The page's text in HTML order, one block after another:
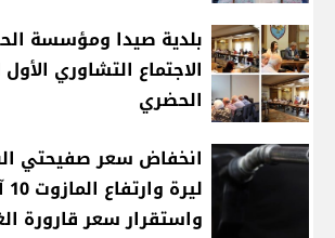
بلدية صيدا ومؤسسة
الاجتماع التشاوري
الحضري
واستقرار سعر قارورة